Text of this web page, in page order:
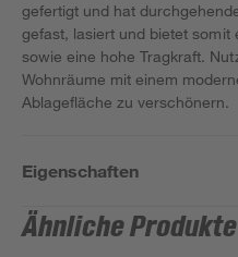
gefertigt und hat
gefast, lasiert und bietet somit
sowie eine hohe Tragkraft.
Wohnräume mit einem
Ablagefläche zu verschönern.
Eigenschaften
Ähnliche Produkte